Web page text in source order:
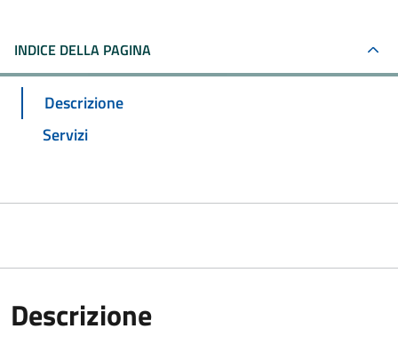
INDICE DELLA PAGINA
Descrizione
Servizi
Descrizione